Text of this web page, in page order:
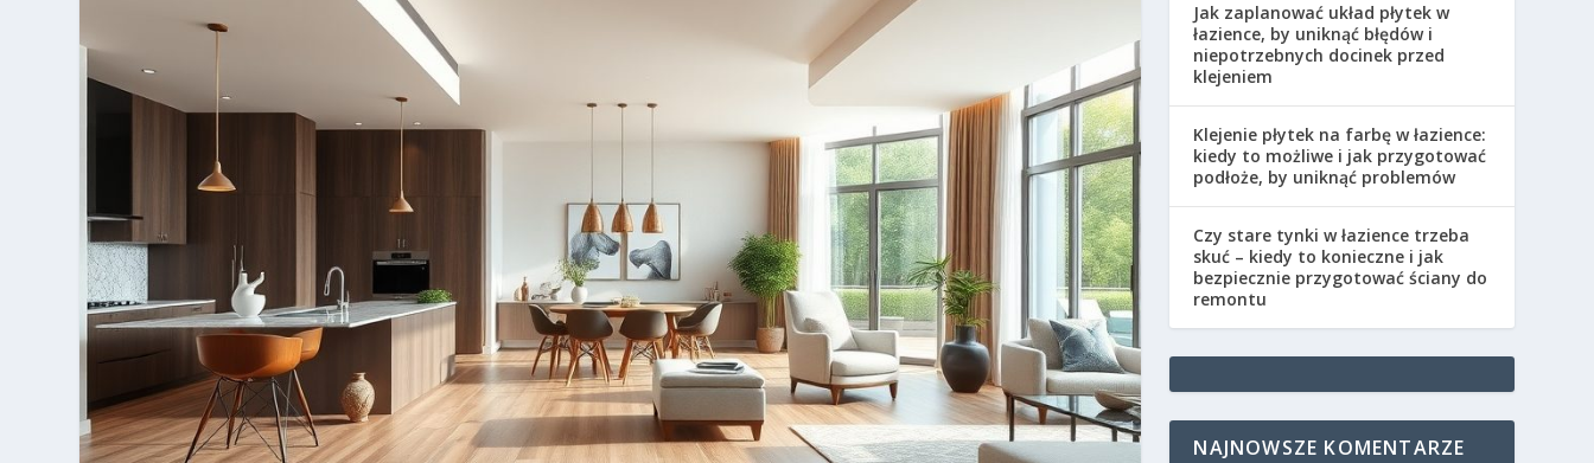
Jak zaplanować układ płytek w
łazience, by uniknąć błędów i
niepotrzebnych docinek przed
klejeniem
Klejenie płytek na farbę w łazience:
kiedy to możliwe i jak przygotować
podłoże, by uniknąć problemów
Czy stare tynki w łazience trzeba
skuć – kiedy to konieczne i jak
bezpiecznie przygotować ściany do
remontu
NAJNOWSZE KOMENTARZE